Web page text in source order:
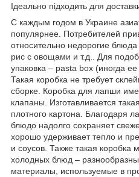
Ідеально підходить для доставки
С каждым годом в Украине
популярнее. Потребителей
относительно недорогие
рис с овощами и т.д.. Для
упаковка – pasta box (иногда
Такая коробка не требует
сборке. Коробка для лапши
клапаны. Изготавливается
плотного картона. Благодаря
блюдо надолго сохраняет
хорошо удерживает тепло и
и соусов. Также такая коробка
холодных блюд –
материалы, используемые в